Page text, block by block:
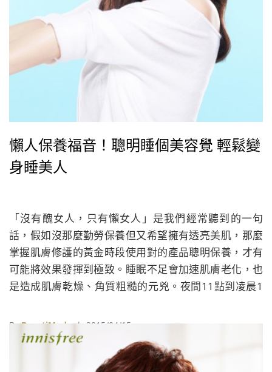
懶人保養福音！聰明睡個美容覺 輕鬆變
身睡美人
「沒有醜女人，只有懶女人」是我們經常聽到的一句
話，假如沒那麼勤勞保養但又希望擁有透亮美肌，那麼
掌握肌膚修護的黃金時段使用對的產品聰明保養，才有
可能將效果發揮到極致。睡眠不足會加速肌膚老化，也
是造成肌膚乾燥、角質粗糙的元兇。夜間11點到凌晨1
的韓國美妝品牌LANEIGE蘭芝發現，影響肌膚修復的關
鍵並非僅止於睡眠時數，更重要的是睡眠品質，良好的
睡眠品質能使肌膚在夜間充分滋潤、淨化並舒緩疲憊，
ByBeautiMode | 2015/04/15